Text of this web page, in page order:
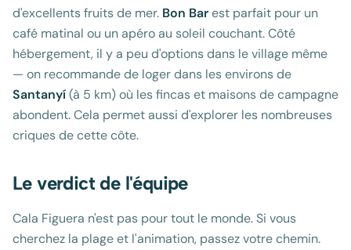
d'excellents fruits de mer. Bon Barest parfait pour un
café matinal ou un apéro au soleil couchant. Côté
hébergement, il y a peu d'options dans le village même
— on recommande de loger dans les environs de
Santanyí(à 5 km) où les fincas et maisons de campagne
abondent. Cela permet aussi d'explorer les nombreuses
criques de cette côte.
Le verdict de l'équipe
Cala Figuera n'est pas pour tout le monde. Si vous
cherchez la plage et l'animation, passez votre chemin.